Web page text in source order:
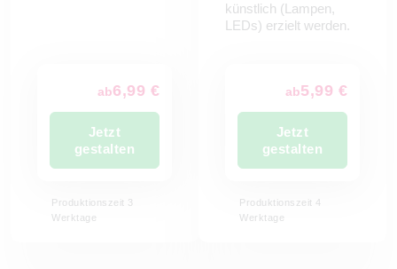
ab6,99 €
Jetzt
gestalten
Produktionszeit 3
Werktage
künstlich (Lampen,
LEDs) erzielt werden.
ab5,99 €
Jetzt
gestalten
Produktionszeit 4
Werktage